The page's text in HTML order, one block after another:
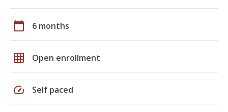
calendar_today 6 months
grid_on Open enrollment
speed Self paced